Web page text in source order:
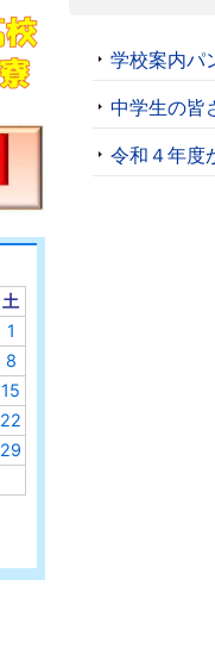
学校案内パ
中学生の皆
令和４年度
土
1
8
15
22
29